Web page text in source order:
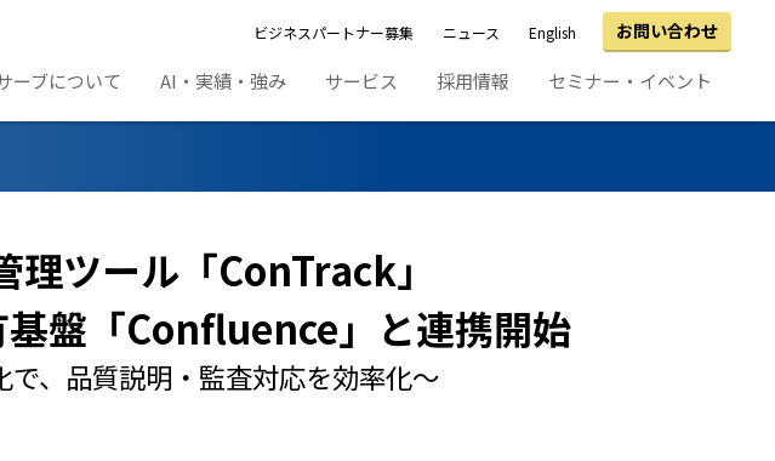
お問い合わせ
ーブについて AI・実績・強み サービス 採用情報 セミナー・イベント
ビジネスパートナー募集 ニュース English
ツール「ConTrack」
盤「Confluence」と連携開始
、品質説明・監査対応を効率化～